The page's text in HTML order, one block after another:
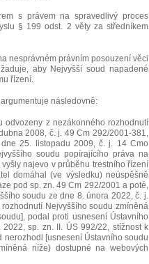
s právem na spravedlivý proces
§ 199 odst. 2 věty za středníkem
nesprávném právním posouzení věci
aby Nejvyšší soud napadené
řízení.
následovně:
odvozeny z nezákonného rozhodnutí
2008, č. j. 49 Cm 292/2001-381,
25. listopadu 2009, č. j. 14 Cmo
soudu popírajícího práva na
najevo v průběhu trestního řízení
domáhal (ve výsledku) neúspěšně
pod sp. zn. 49 Cm 292/2001 a poté,
soudu ze dne 8. února 2022, č. j.
Nejvyššího soudu zmíněná
podal proti usnesení Ústavního
sp. zn. II. ÚS 992/22, stížnost k
nerozhodl [usnesení Ústavního soudu
níže) dostupné na webových